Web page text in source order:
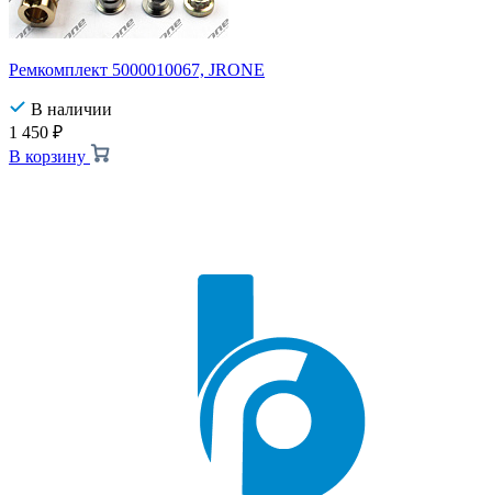
Ремкомплект 5000010067, JRONE
В наличии
1 450 ₽
В корзину